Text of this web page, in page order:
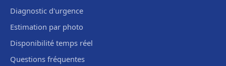
Diagnostic d'urgence
Estimation par photo
Disponibilité temps réel
Questions fréquentes